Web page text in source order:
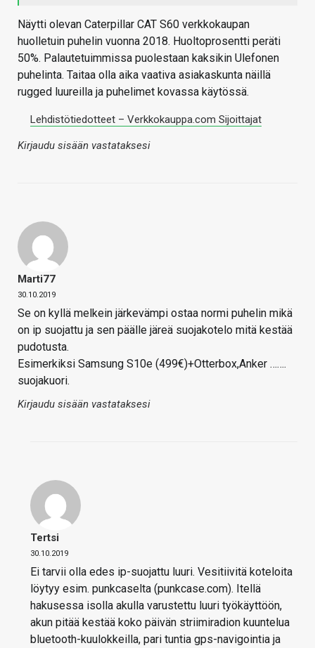
Näytti olevan Caterpillar CAT S60 verkkokaupan
huolletuin puhelin vuonna 2018. Huoltoprosentti peräti
50%. Palautetuimmissa puolestaan kaksikin Ulefonen
puhelinta. Taitaa olla aika vaativa asiakaskunta näillä
rugged luureilla ja puhelimet kovassa käytössä.
Lehdistötiedotteet – Verkkokauppa.com Sijoittajat
Kirjaudu sisään vastataksesi
Marti77
30.10.2019
Se on kyllä melkein järkevämpi ostaa normi puhelin mikä
on ip suojattu ja sen päälle järeä suojakotelo mitä kestää
pudotusta.
Esimerkiksi Samsung S10e (499€)+Otterbox,Anker …….
suojakuori.
Kirjaudu sisään vastataksesi
Tertsi
30.10.2019
Ei tarvii olla edes ip-suojattu luuri. Vesitiivitä koteloita
löytyy esim. punkcaselta (punkcase.com). Itellä
hakusessa isolla akulla varustettu luuri työkäyttöön,
akun pitää kestää koko päivän striimiradion kuuntelua
bluetooth-kuulokkeilla, pari tuntia gps-navigointia ja